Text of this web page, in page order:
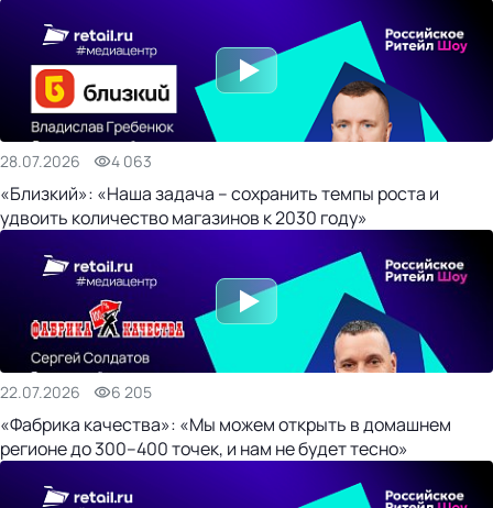
28.07.2026 4 063
«Близкий»: «Наша задача – сохранить темпы роста и
удвоить количество магазинов к 2030 году»
22.07.2026 6 205
«Фабрика качества»: «Мы можем открыть в домашнем
регионе до 300–400 точек, и нам не будет тесно»